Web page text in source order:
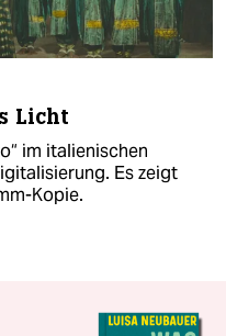
Licht
im italienischen
Es zeigt
Kopie.